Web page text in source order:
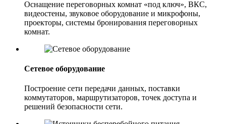
Оснащение переговорных комнат «под ключ», ВКС,
видеостены, звуковое оборудование и микрофоны,
проекторы, системы бронирования переговорных
комнат.
Сетевое оборудование
Построение сети передачи данных, поставки
коммутаторов, маршрутизаторов, точек доступа и
решений безопасности сети.